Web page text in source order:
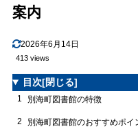
案内
2026年6月14日
413 views
目次[閉じる]
1 別海町図書館の特徴
2 別海町図書館のおすすめポイ